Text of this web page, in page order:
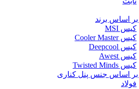
اساس برند
کیس MSI
کیس Cooler Master
کیس Deepcool
کیس Awest
کیس Twisted Minds
اساس جنس پنل کناری
فولاد